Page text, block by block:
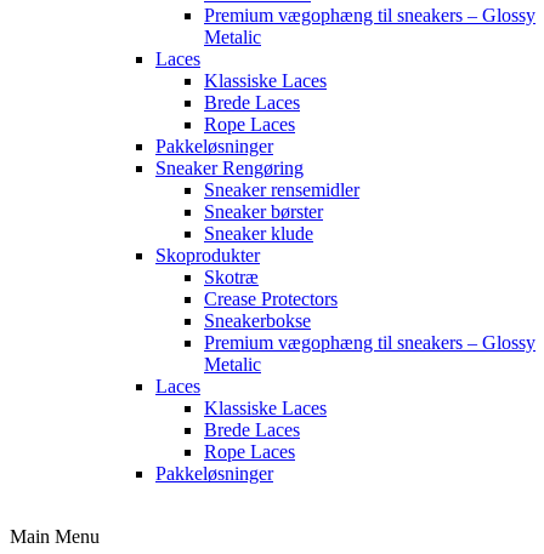
Premium vægophæng til sneakers – Glossy
Metalic
Laces
Klassiske Laces
Brede Laces
Rope Laces
Pakkeløsninger
Sneaker Rengøring
Sneaker rensemidler
Sneaker børster
Sneaker klude
Skoprodukter
Skotræ
Crease Protectors
Sneakerbokse
Premium vægophæng til sneakers – Glossy
Metalic
Laces
Klassiske Laces
Brede Laces
Rope Laces
Pakkeløsninger
Main Menu